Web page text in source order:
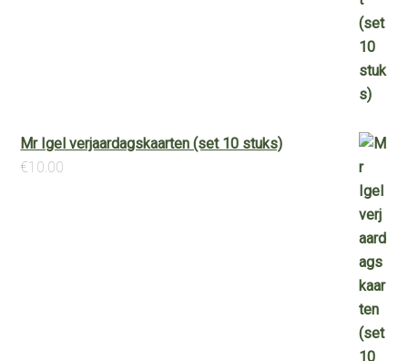
Mr Igel verjaardagskaarten (set 10 stuks)
€10.00